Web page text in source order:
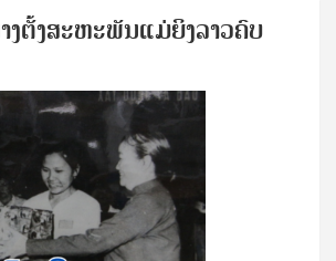
ງ​ຕັ້ງ​ສະ​ຫະ​ພັນ​ແມ່​ຍິງ​​ລາວຄົບ​